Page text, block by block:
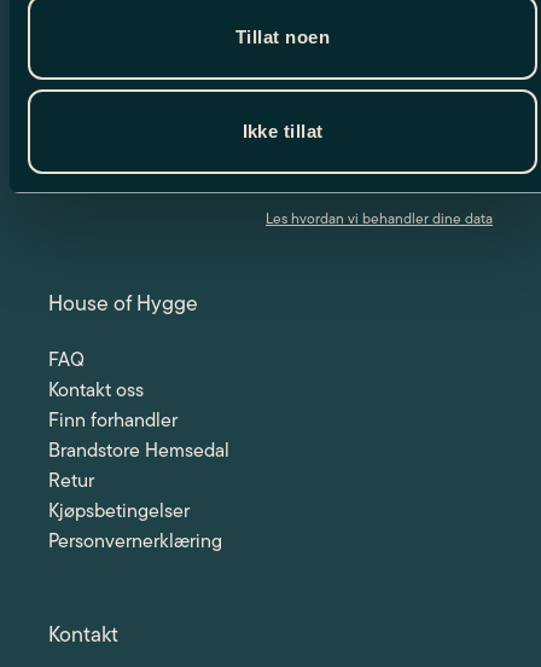
Tillat noen
Ikke tillat
Meld deg på vårt nyhetsbrev og motta
Jeg har lest og godtar betingelsene
Les hvordan vi behandler dine data
House of Hygge
FAQ
Kontakt oss
Finn forhandler
Brandstore Hemsedal
Retur
Kjøpsbetingelser
Personvernerklæring
Kontakt